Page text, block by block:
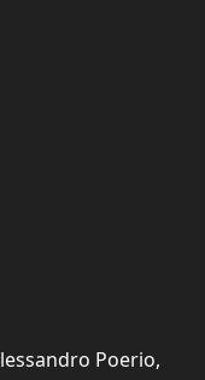
Poerio,